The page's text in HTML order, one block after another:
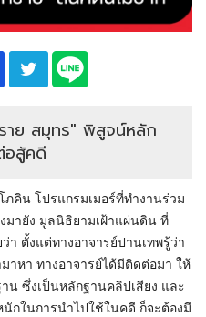
าย สมุทร" พิสูจน์หลัก
อสู้คดี
คิน โปรแกรมเมอร์ที่ทำงานร่วม
มายัง มูลนิธิยามเฝ้าแผ่นดิน ที่
า ตั้งแต่ทางอาจารย์ปานเทพรู้ว่า
าหา ทางอาจารย์ได้มีติดต่อมา ให้
น ซึ่งเป็นหลักฐานคลิปเสียง และ
กในการนำไปใช้ในคดี ก็จะต้องมี